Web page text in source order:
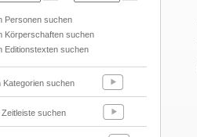
Personen suchen
Körperschaften suchen
Editionstexten suchen
Kategorien suchen
Zeitleiste suchen